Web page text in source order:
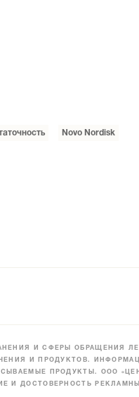
Novo Nordisk
И СФЕРЫ ОБРАЩЕНИЯ
И ПРОДУКТОВ.
ПРОДУКТЫ. ООО
И ДОСТОВЕРНОСТЬ